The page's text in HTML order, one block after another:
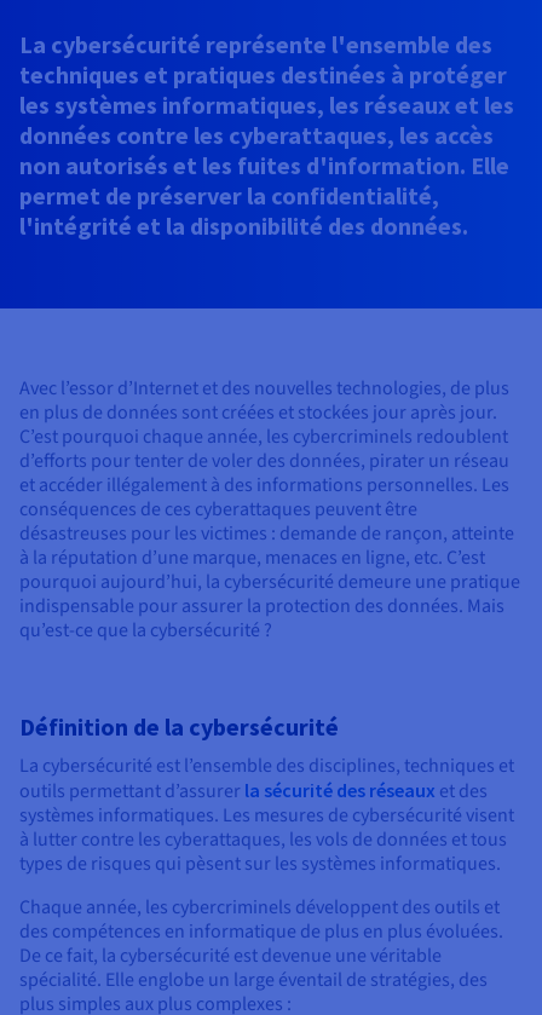
Quantum
Sécurité
Opérations
Documentation
Roadmap & Changelog
DISTRIBUER MON TRAFIC
Répartiteur de charge
Tarifs
Disponibilités par régions
AI Endpoints - Bases API
AI Endpoints - Batch API
GPUS
Nvidia H100
Nvidia L4
Toutes les GPUs →
Tarifs
Disponibilités par régions
Documentation
Managed HSM
Dedicated HSM
Infrastructure Anti-DDoS
Documentation
Disponibilités par régions
Documentation
Roadmap & Changelog
MCP Server
Tarifs
Disponibilités par régions
Documentation
Roadmap & Changelog
Guides et documentation
Conformité et certifications
Roadmap & Changelog
HYCU for OVHcloud
SAP HANA ON OVHCLOUD
SAP HANA on Bare Metal
SAP HANA on Private Cloud
Documentation
Cloud Native
AI & HPC
OPCP Packager
CLOUD READY
IAM & Tenant Management
Gouvernance & Quotas
Observabilité
Roadmap & Changelog
PROTECTION & SÉCURITÉ
Infrastructure Anti-DDoS
Protection Game DDoS
DNSSEC
Roadmap & Changelog
Guides et documentation
Roadmap & Changelog
USAGES
Résilience et AZ
Grid computing
Virtualisation et conteneurisation
Tarifs
OS & licences
Documentation
Roadmap & Changelog
Tous les usages
Documentation
Roadmap & Changelog
BGP Services
PROTECTION & SÉCURITÉ
Infrastructure Anti-DDoS
DNSSEC
Roadmap & Changelog
Bases de données additionnelles
Option Certificats SSL
Option CDN
USAGES
Créer mon site en 1 click
Créer ma boutique en ligne
Documentation
Roadmap & Changelog
La cybersécurité représente l'ensemble des
techniques et pratiques destinées à protéger
les systèmes informatiques, les réseaux et les
données contre les cyberattaques, les accès
non autorisés et les fuites d'information. Elle
permet de préserver la confidentialité,
l'intégrité et la disponibilité des données.
Avec l’essor d’Internet et des nouvelles technologies, de plus
en plus de données sont créées et stockées jour après jour.
C’est pourquoi chaque année, les cybercriminels redoublent
d’efforts pour tenter de voler des données, pirater un réseau
et accéder illégalement à des informations personnelles. Les
conséquences de ces cyberattaques peuvent être
désastreuses pour les victimes : demande de rançon, atteinte
à la réputation d’une marque, menaces en ligne, etc. C’est
pourquoi aujourd’hui, la cybersécurité demeure une pratique
indispensable pour assurer la protection des données. Mais
qu’est-ce que la cybersécurité ?
Définition de la cybersécurité
La cybersécurité est l’ensemble des disciplines, techniques et
outils permettant d’assurer la sécurité des réseaux et des
systèmes informatiques. Les mesures de cybersécurité visent
à lutter contre les cyberattaques, les vols de données et tous
types de risques qui pèsent sur les systèmes informatiques.
Chaque année, les cybercriminels développent des outils et
des compétences en informatique de plus en plus évoluées.
De ce fait, la cybersécurité est devenue une véritable
spécialité. Elle englobe un large éventail de stratégies, des
plus simples aux plus complexes :